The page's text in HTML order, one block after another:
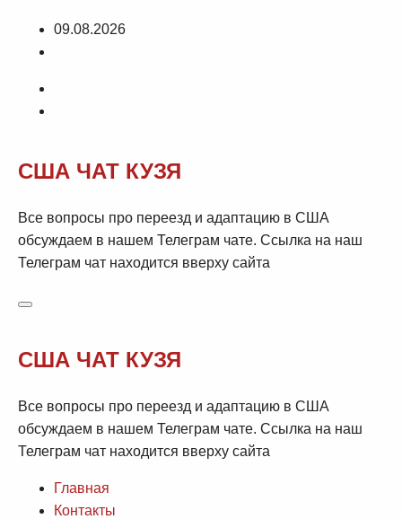
Перейти09.08.2026
США ЧАТ КУЗЯ
Все вопросы про переезд и адаптацию в США
обсуждаем в нашем Телеграм чате. Ссылка на наш
Телеграм чат находится вверху сайта
США ЧАТ КУЗЯ
Все вопросы про переезд и адаптацию в США
обсуждаем в нашем Телеграм чате. Ссылка на наш
Телеграм чат находится вверху сайта
Главная
Контакты